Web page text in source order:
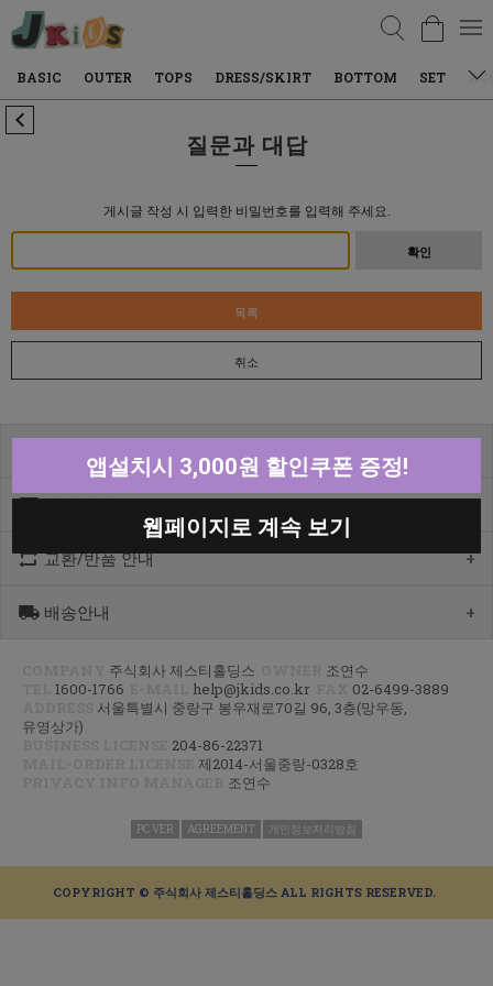
검색
BASIC OUTER TOPS DRESS/SKIRT BOTTOM SET
질문과 대답
게시글 작성 시 입력한 비밀번호를 입력해 주세요.
확인
목록
취소
1600-1766
[월-목] 10:00 ~14:30
[점심] 12:00 ~ 13:00
[금] 08:30 ~ 12:30
계좌안내
우리 1005-302-047686
예금주 : 제스티홀딩스
교환/반품 안내
제품수령 후 반품을 하시려면 수령 후 7일 이내에 마이페이지내에서
CJ대한통운(1588-1255)으로 반품접수 또는 인터넷사이트에서 온라인
접수 후 픽업요청해주세요.
교환/반품 : 경기도 고양시 덕양구 오금동 삼막3길 10 마포지사 1F
은평직영2팀 - 제이키즈
배송안내
평균 상품 준비기간은 주말제외 2~4일까지 소요될수 있습니다.
(주말 및 공휴일 제외, 제주 도서 산간 지역은 추가로 1~2일이 더
소요됩니다.)
주문하신 상품이 입고가 늦어지는 상품이거나 주문 제작 상품일 경우엔
기일이 더 걸릴 수 있습니다.
신발이나 악세사리 카테고리 상품은 고객님 주문건 결제후 거래처에서
이상, 리오더 기간에는 한달정도 소요 되실수 있는점
양해부탁드립니다.
기다려주시면 감사하겠습니다^^
주식회사 제스티홀딩스
조연수
1600-1766 help@jkids.co.kr
02-6499-3889
서울특별시 중랑구 봉우재로70길 96, 3층(망우동,
유영상가)
204-86-22371
제2014-서울중랑-0328호
조연수
PC VER AGREEMENT 개인정보처리방침
COPYRIGHT © 주식회사 제스티홀딩스 ALL RIGHTS RESERVED.
앱설치시 3,000원 할인쿠폰 증정!
웹페이지로 계속 보기